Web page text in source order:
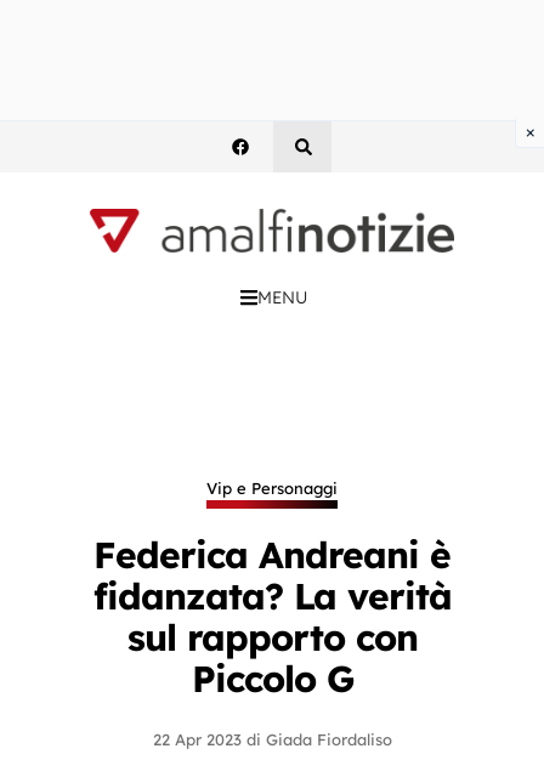
MENU
Vip e Personaggi
Federica Andreani è
fidanzata? La verità
sul rapporto con
Piccolo G
22 Apr 2023 di Giada Fiordaliso
×